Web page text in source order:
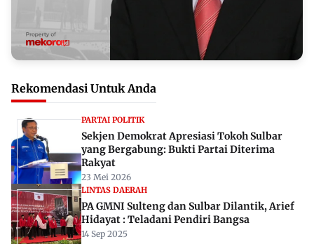
Rekomendasi Untuk Anda
PARTAI POLITIK
Sekjen Demokrat Apresiasi Tokoh Sulbar
yang Bergabung: Bukti Partai Diterima
Rakyat
23 Mei 2026
LINTAS DAERAH
PA GMNI Sulteng dan Sulbar Dilantik, Arief
Hidayat : Teladani Pendiri Bangsa
14 Sep 2025